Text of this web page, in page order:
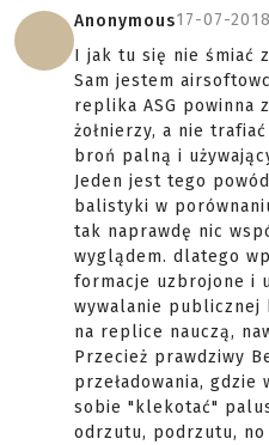
Anonymous17-07-
I jak tu się nie śmiać
Sam jestem
replika ASG powinna
żołnierzy, a nie
broń palną i
Jeden jest tego
balistyki w
tak naprawdę nic
wyglądem. dlatego
formacje uzbrojone i
wywalanie publicznej
na replice nauczą,
Przecież prawdziwy
przeładowania,
sobie "klekotać"
odrzutu, podrzutu, no